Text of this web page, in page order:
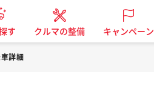
す クルマの整備 キャンペーン
詳細